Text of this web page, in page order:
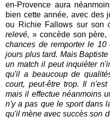
en-Provence aura
bien cette année, avec des
ou Richie Fallows sur son
relevé, » concède son
chances de remporter le
jours plus tard. Mais
un match il peut inquiéter
qu'il a beaucoup de
court, peut-être trop. Il
mais il effectue néanmoins
n'y a pas que le sport dans
qu'il mène avec succès son